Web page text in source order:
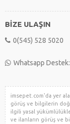
BİZE ULAŞIN
0(545) 528 5020
Whatsapp
imsepet.com'da yer
görüş ve bilgilerin
ilgili yasal
ve ilanların görüş ve